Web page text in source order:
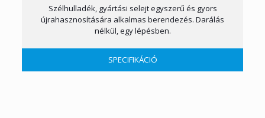
Szélhulladék, gyártási selejt egyszerű és gyors
újrahasznosítására alkalmas berendezés. Darálás
nélkül, egy lépésben.
SPECIFIKÁCIÓ